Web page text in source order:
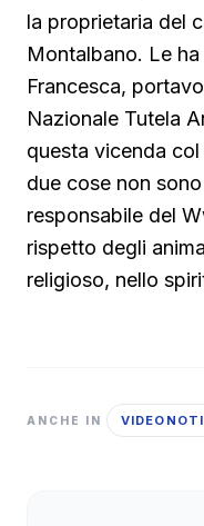
la proprietaria del
Montalbano. Le
Francesca,
Nazionale Tutela
questa vicenda
due cose non
responsabile del
rispetto degli
religioso, nello
ANCHE IN